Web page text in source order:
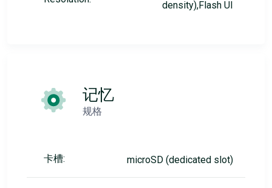
density),Flash UI
记忆
规格
卡槽: microSD (dedicated slot)